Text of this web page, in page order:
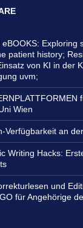
eBOOKS: Exploring
patient history;
von KI in der
uvm;
Wien
Verfügbarkeit an
Writing Hacks:
und
für Angehörige